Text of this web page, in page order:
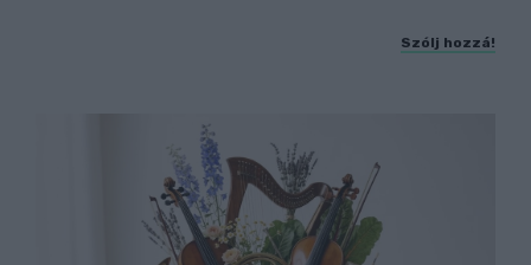
Szólj hozzá!